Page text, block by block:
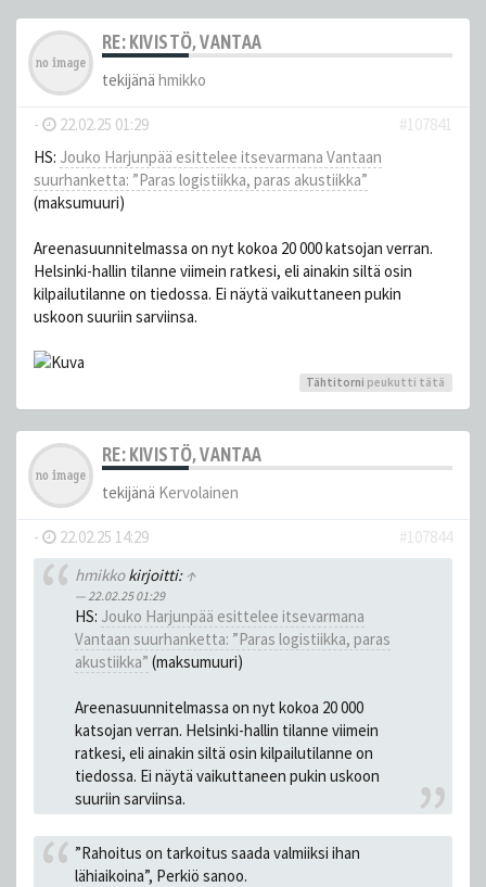
RE: KIVISTÖ, VANTAA
tekijänä hmikko
- 22.02.25 01:29
#107841
HS: Jouko Harjunpää esittelee itse­varmana Vantaan
suurhanketta: ”Paras logistiikka, paras akustiikka”
(maksumuuri)
Areenasuunnitelmassa on nyt kokoa 20 000 katsojan verran.
Helsinki-hallin tilanne viimein ratkesi, eli ainakin siltä osin
kilpailutilanne on tiedossa. Ei näytä vaikuttaneen pukin
uskoon suuriin sarviinsa.
Tähtitorni peukutti tätä
RE: KIVISTÖ, VANTAA
tekijänä Kervolainen
- 22.02.25 14:29
#107844
hmikkokirjoitti: ↑
22.02.25 01:29
HS: Jouko Harjunpää esittelee itse­varmana
Vantaan suurhanketta: ”Paras logistiikka, paras
akustiikka” (maksumuuri)
Areenasuunnitelmassa on nyt kokoa 20 000
katsojan verran. Helsinki-hallin tilanne viimein
ratkesi, eli ainakin siltä osin kilpailutilanne on
tiedossa. Ei näytä vaikuttaneen pukin uskoon
suuriin sarviinsa.
”Rahoitus on tarkoitus saada valmiiksi ihan
lähiaikoina”, Perkiö sanoo.